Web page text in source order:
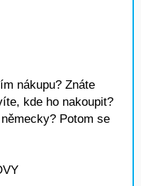
nákupu? Znáte
kde ho nakoupit?
Potom se